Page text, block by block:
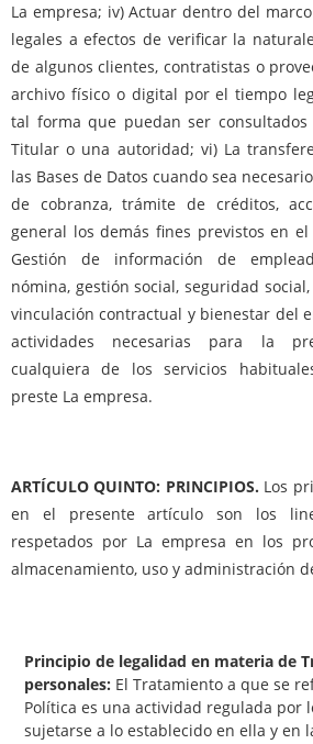
La empresa; iv) Actuar dentro del
legales a efectos de verificar la
de algunos clientes, contratistas o
archivo físico o digital por el tiempo
tal forma que puedan ser
Titular o una autoridad; vi) La
las Bases de Datos cuando sea
de cobranza, trámite de créditos,
general los demás fines previstos en
Gestión de información de
nómina, gestión social, seguridad
vinculación contractual y bienestar del
actividades necesarias para la
cualquiera de los servicios
preste La empresa.
ARTÍCULO QUINTO: PRINCIPIOS. Los
en el presente artículo son los
respetados por La empresa en los
almacenamiento, uso y administración
Principio de legalidad en materia de
personales: El Tratamiento a que se
Política es una actividad regulada por
sujetarse a lo establecido en ella y en